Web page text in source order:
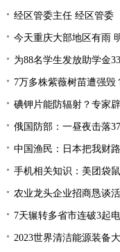
经区管委主任 经区管委
今天重庆大部地区有雨
为88名学生发放助学金33.8
7万多株紫薇树苗遭强
碘钾片能防辐射？专家
俄国防部：一昼夜击落
中国渔民：日本把我财
手机相关知识：美团袋
农业龙头企业招商恳谈活
7天辗转多省市连破3起电
2023世界清洁能源装备